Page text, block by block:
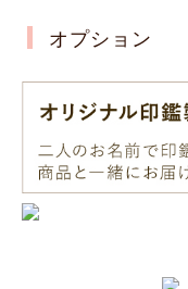
オプション